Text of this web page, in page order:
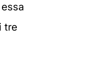
tre